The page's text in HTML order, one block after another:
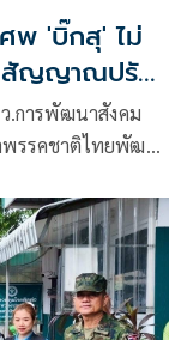
พ 'บิ๊กสุ' ไม่
งสัญญาณปรับ
.การพัฒนาสังคม
รรคชาติไทยพัฒนา